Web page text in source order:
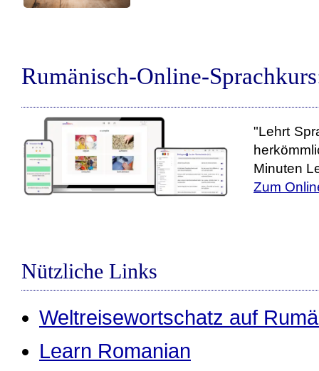
Rumänisch-Online-
"Lehrt
Minuten
Zum
Nützliche Links
Weltreisewortschatz auf
Learn Romanian